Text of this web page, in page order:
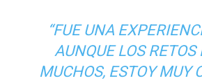
“FUE UNA
AUNQUE LOS RETOS
MUCHOS, ESTOY MUY